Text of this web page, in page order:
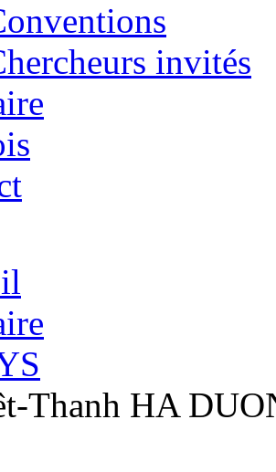
invités
Thanh HA